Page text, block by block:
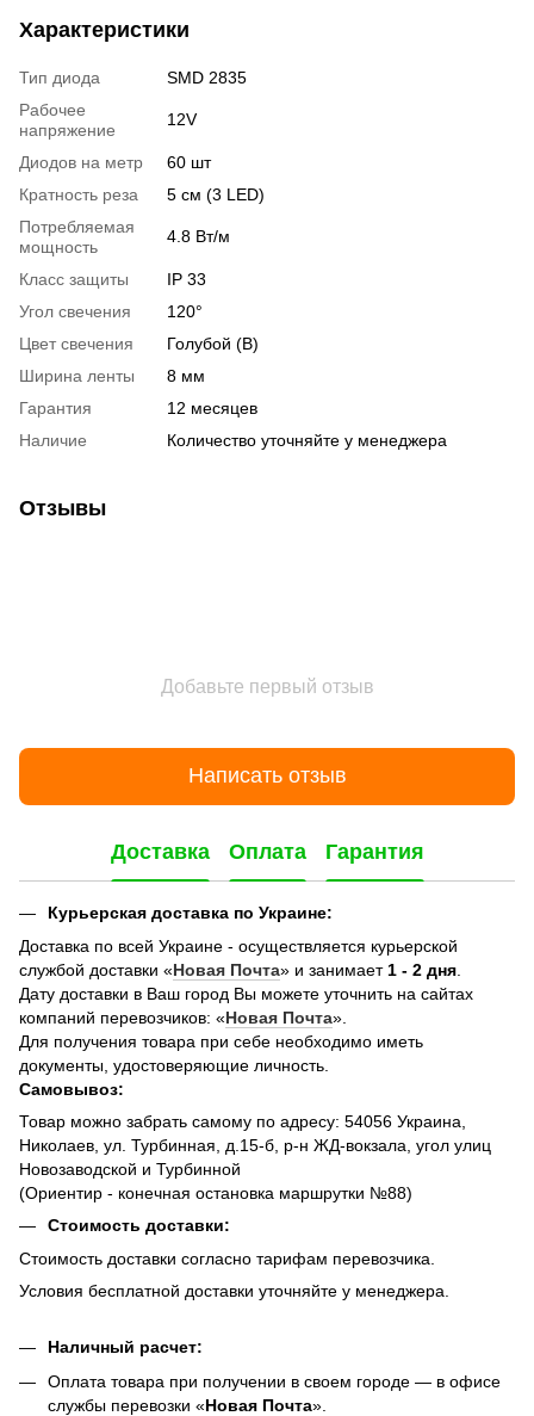
Характеристики
Тип диода
SMD 2835
Рабочее
напряжение
12V
Диодов на метр
60 шт
Кратность реза
5 см (3 LED)
Потребляемая
мощность
4.8 Вт/м
Класс защиты
IP 33
Угол свечения
120°
Цвет свечения
Голубой (B)
Ширина ленты
8 мм
Гарантия
12 месяцев
Наличие
Количество уточняйте у менеджера
Отзывы
Добавьте первый отзыв
Написать отзыв
Доставка Оплата Гарантия
Курьерская доставка по Украине:
Доставка по всей Украине - осуществляется курьерской
службой доставки «Новая Почта» и занимает 1 - 2 дня
Дату доставки в Ваш город Вы можете уточнить на сайтах
компаний перевозчиков: «Новая Почта».
Для получения товара при себе необходимо иметь
документы, удостоверяющие личность.
Самовывоз:
Товар можно забрать самому по адресу: 54056 Украина,
Николаев, ул. Турбинная, д.15-б, р-н ЖД-вокзала, угол улиц
Новозаводской и Турбинной
(Ориентир - конечная остановка маршрутки №88)
Стоимость доставки:
Стоимость доставки согласно тарифам перевозчика.
Условия бесплатной доставки уточняйте у менеджера.
Наличный расчет:
Оплата товара при получении в своем городе — в офисе
службы перевозки «Новая Почта».